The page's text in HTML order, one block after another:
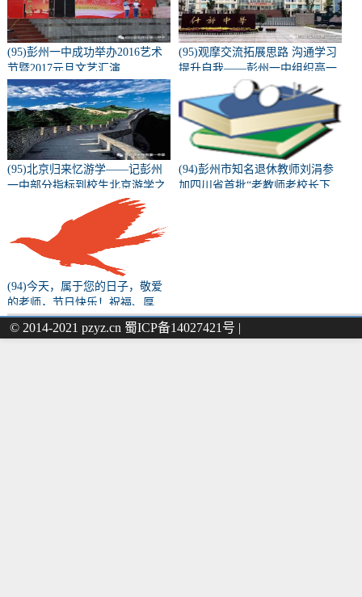
(95)彭州一中成功举办2016艺术
节暨2017元旦文艺汇演
(95)观摩交流拓展思路 沟通学习
提升自我——彭州一中组织高一
高二教师外出教研学习
(95)北京归来忆游学——记彭州
一中部分指标到校生北京游学之
(94)彭州市知名退休教师刘涓参
加四川省首批“老教师老校长下
(94)今天，属于您的日子，敬爱
的老师，节日快乐！祝福、厚
望、初心、使命……都请您收
下！（原文转载）
© 2014-2021 pzyz.cn 蜀ICP备14027421号 |